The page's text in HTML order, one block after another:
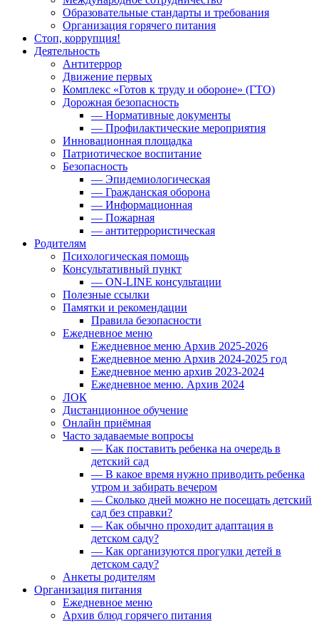
Образовательные стандарты и требования
Организация горячего питания
Стоп, коррупция!
Деятельность
Антитеррор
Движение первых
Комплекс «Готов к труду и обороне» (ГТО)
Дорожная безопасность
— Нормативные документы
— Профилактические мероприятия
Инновационная площадка
Патриотическое воспитание
Безопасность
— Эпидемиологическая
— Гражданская оборона
— Информационная
— Пожарная
— антитеррористическая
Родителям
Психологическая помощь
Консультативный пункт
— ON-LINE консультации
Полезные ссылки
Памятки и рекомендации
Правила безопасности
Ежедневное меню
Ежедневное меню Архив 2025-2026
Ежедневное меню Архив 2024-2025 год
Ежедневное меню архив 2023-2024
Ежедневное меню. Архив 2024
ЛОК
Дистанционное обучение
Онлайн приёмная
Часто задаваемые вопросы
— Как поставить ребенка на очередь в
детский сад
— В какое время нужно приводить ребенка
утром и забирать вечером
— Сколько дней можно не посещать детский
сад без справки?
— Как обычно проходит адаптация в
детском саду?
— Как организуются прогулки детей в
детском саду?
Анкеты родителям
Организация питания
Ежедневное меню
Архив блюд горячего питания